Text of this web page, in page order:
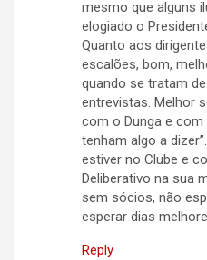
mesmo que alguns
elogiado o
Quanto aos
escalões, bom,
quando se tratam
entrevistas. Melhor
com o Dunga e com
tenham algo a
estiver no Clube e
Deliberativo na sua
sem sócios, não
esperar dias
Reply